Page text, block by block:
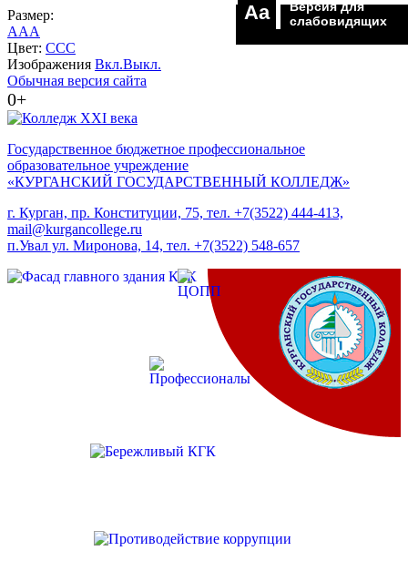
Размер:
AAA
Цвет: CCC
Изображения Вкл.Выкл.
Обычная версия сайта
0+
Aa
Версия для
слабовидящих
Государственное бюджетное профессиональное
образовательное учреждение
«КУРГАНСКИЙ ГОСУДАРСТВЕННЫЙ КОЛЛЕДЖ»
г. Курган, пр. Конституции, 75, тел. +7(3522) 444-413,
mail@kurgancollege.ru
п.Увал ул. Миронова, 14, тел. +7(3522) 548-657